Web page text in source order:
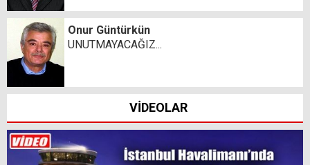
Onur Güntürkün
UNUTMAYACAĞIZ...
VİDEOLAR